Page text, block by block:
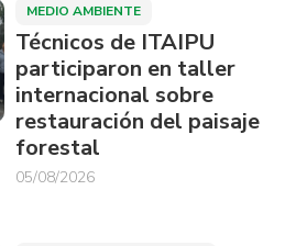
MEDIO AMBIENTE
Técnicos de ITAIPU
participaron en taller
internacional sobre
restauración del paisaje
forestal
05/08/2026